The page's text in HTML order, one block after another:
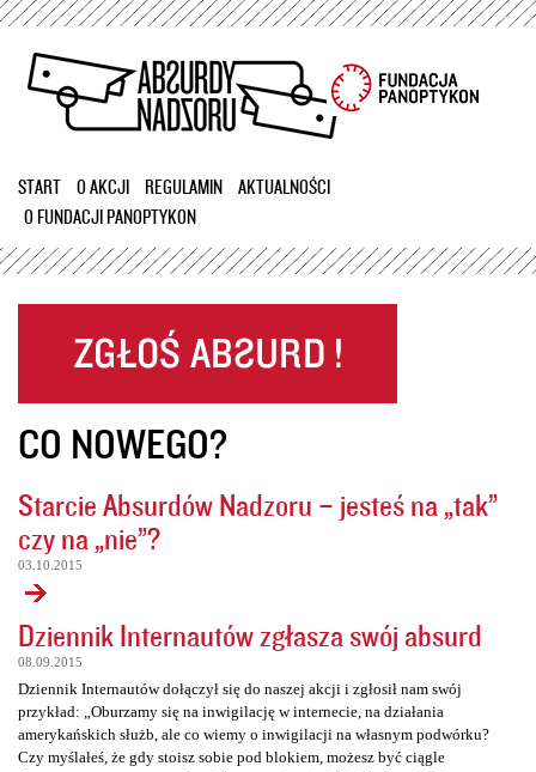
Przejdź
treści
START O AKCJI REGULAMIN
AKTUALNOŚCI
O FUNDACJI PANOPTYKON
CO NOWEGO?
Starcie Absurdów Nadzoru – jesteś na „tak”
czy na „nie”?
03.10.2015
Dziennik Internautów zgłasza swój absurd
08.09.2015
Dziennik Internautów dołączył się do naszej akcji i zgłosił nam swój
przykład: „Oburzamy się na inwigilację w internecie, na działania
amerykańskich służb, ale co wiemy o inwigilacji na własnym podwórku?
Czy myślałeś, że gdy stoisz sobie pod blokiem, możesz być ciągle